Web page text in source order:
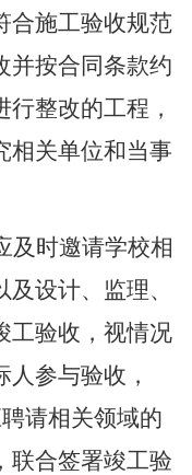
合施工验收规范
并按合同条款约
整改的工程，
相关单位和当事
及时邀请学校相
设计、监理、
工验收，视情况
参与验收，
请相关领域的
联合签署竣工验